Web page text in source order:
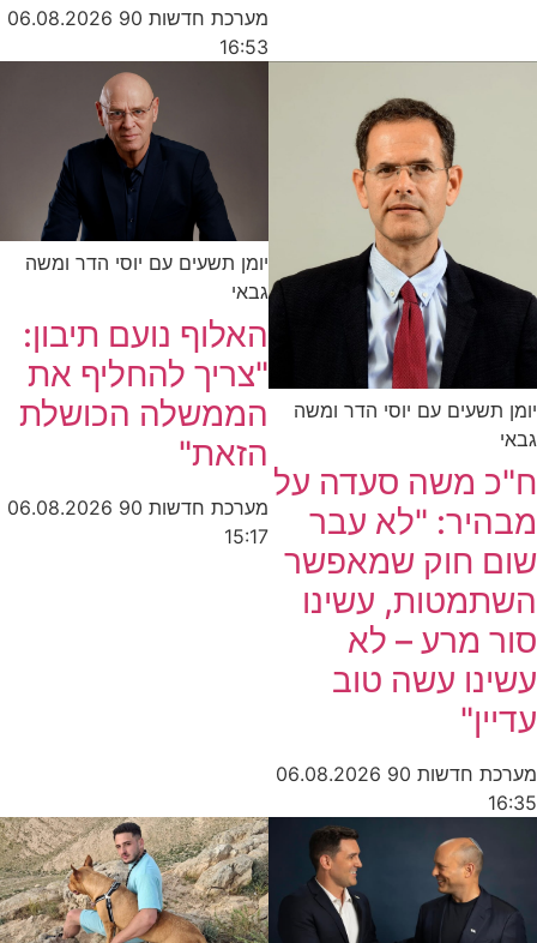
מערכת חדשות 90
06.08.2026
16:53
יומן תשעים עם יוסי הדר ומשה
גבאי
ח"כ משה סעדה על
מבהיר: "לא עבר
שום חוק שמאפשר
השתמטות, עשינו
סור מרע – לא
עשינו עשה טוב
עדיין"
מערכת חדשות 90
06.08.2026
16:35
יומן תשעים עם יוסי הדר ומשה
גבאי
האלוף נועם תיבון:
"צריך להחליף את
הממשלה הכושלת
הזאת"
מערכת חדשות 90
06.08.2026
15:17